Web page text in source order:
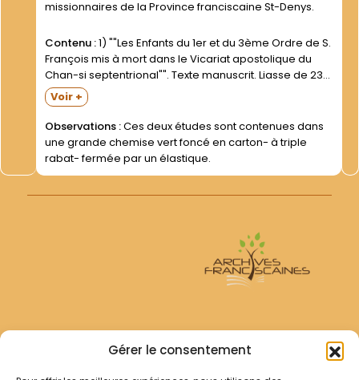
Gérer le consentement
missionnaires de la Province franciscaine St-Denys.
Contenu :1) ""Les Enfants du 1er et du 3ème Ordre de S.
François mis à mort dans le Vicariat apostolique du
Chan-si septentrional"". Texte manuscrit. Liasse de 233
feuillets (texte au recto seulement)- dans une chemise
saumon. 2) ""La Foi en...
Voir +
Observations :Ces deux études sont contenues dans
une grande chemise vert foncé en carton- à triple
rabat- fermée par un élastique.
Archives Franciscaines